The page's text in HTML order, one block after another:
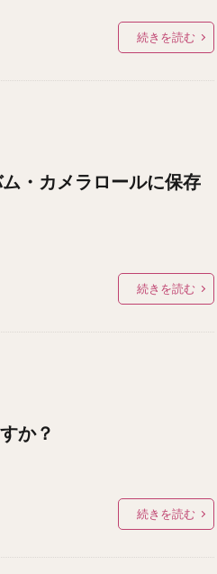
続きを読む
・カメラロールに保存
続きを読む
か？
続きを読む